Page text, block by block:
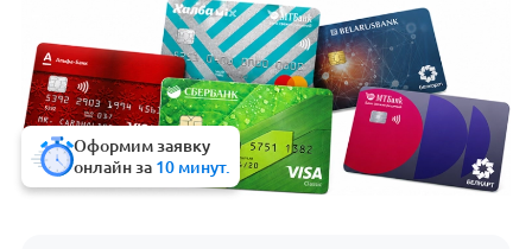
Оформим заявку
онлайн за 10 минут.